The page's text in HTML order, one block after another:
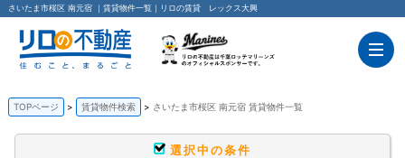
さいたま市桜区 南元宿 ｜賃貸物件一覧｜リロの賃貸 レックス大興
TOPページ 賃貸物件検索 さいたま市桜区 南元宿 賃貸物件一覧
選択中の条件